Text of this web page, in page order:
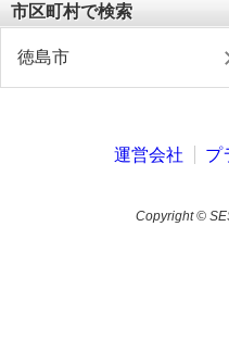
市区町村で検索
徳島市
運営会社 プ
Copyright ©